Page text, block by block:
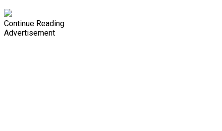
Continue Reading
Advertisement